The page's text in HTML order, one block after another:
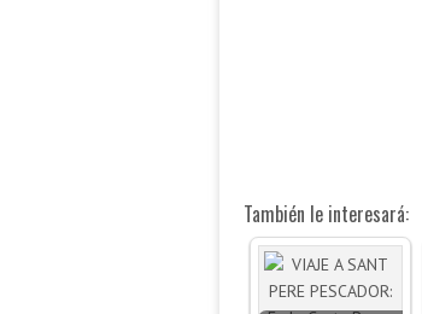
También le interesará: